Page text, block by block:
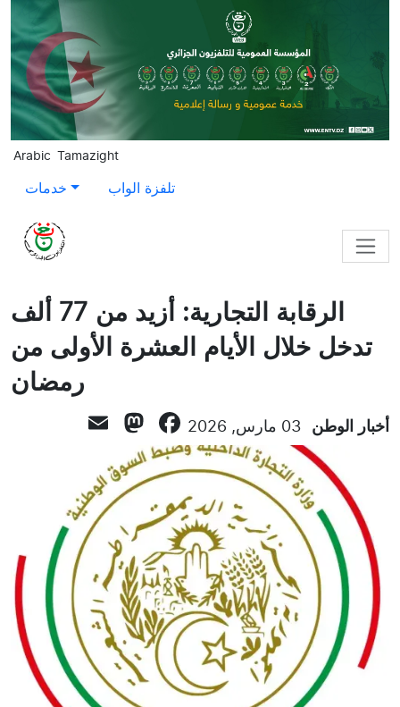
Skip to main content
Arabic Tamazight
خدمات تلفزة الواب
الرقابة التجارية: أزيد من 77 ألف
تدخل خلال الأيام العشرة الأولى من
رمضان
أخبار الوطن 03 مارس, 2026 Facebook